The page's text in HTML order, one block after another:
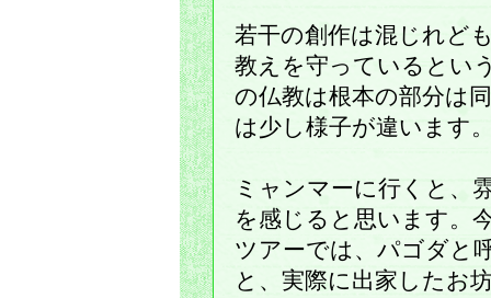
若干の創作は混じれど
教えを守っているとい
の仏教は根本の部分は
は少し様子が違います
ミャンマーに行くと、
を感じると思います。
ツアーでは、パゴダと
と、実際に出家したお